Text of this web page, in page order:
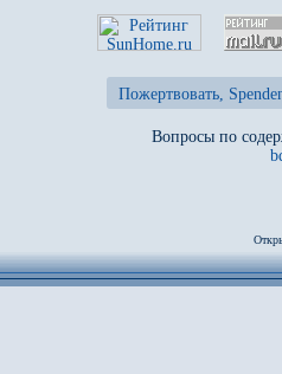
Пожертвовать,
Вопросы по